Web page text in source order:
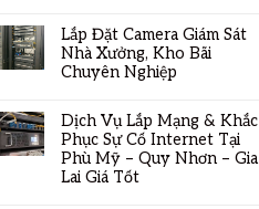
Lắp Đặt Camera Giám Sát
Nhà Xưởng, Kho Bãi
Chuyên Nghiệp
Dịch Vụ Lắp Mạng & Khắc
Phục Sự Cố Internet Tại
Phù Mỹ – Quy Nhơn – Gia
Lai Giá Tốt